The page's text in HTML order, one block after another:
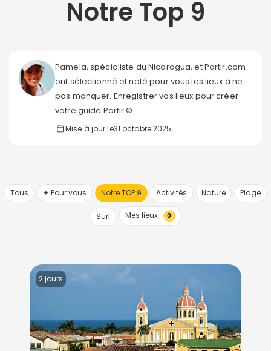
Notre Top 9
Pamela, spécialiste du Nicaragua, et Partir.com
ont sélectionné et noté pour vous les lieux à ne
pas manquer. Enregistrer vos lieux pour créer
votre guide Partir ©
Mise à jour le31 octobre 2025
Tous ✦ Pour vous Notre TOP 9 Activités Nature Plage
Surf Mes lieux 0
2 jours